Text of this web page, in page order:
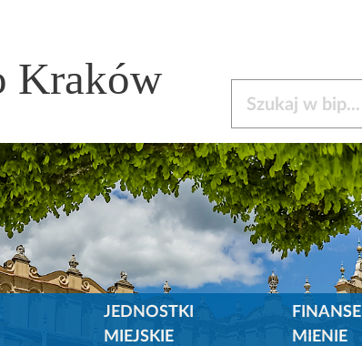
Kraków
JEDNOSTKI
MIEJSKIE
FINANSE I
MIENIE